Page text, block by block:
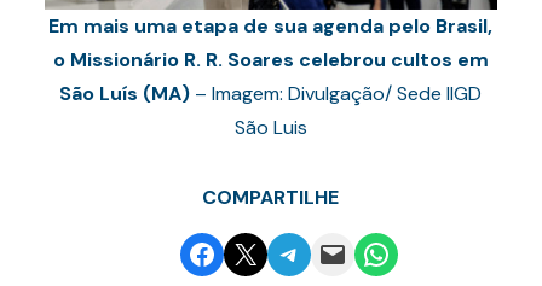
Em mais uma etapa de sua agenda pelo Brasil,
o Missionário R. R. Soares celebrou cultos em
São Luís (MA) – Imagem: Divulgação/ Sede IIGD
São Luis
COMPARTILHE
Share on Facebook
Email this PageShare on Telegram
Email this PageShare on WhatsApp